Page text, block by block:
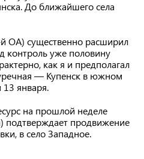
До ближайшего села
ОА) существенно расширил
контроль уже половину
как я и предполагал
— Купенск в южном
13 января.
на прошлой неделе
подтверждает продвижение
в село Западное.